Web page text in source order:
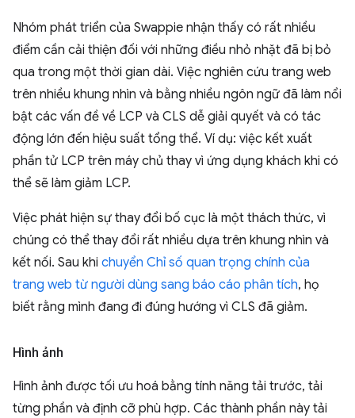
Nhóm phát triển của Swappie nhận thấy có rất nhiều
điểm cần cải thiện đối với những điều nhỏ nhặt đã bị bỏ
qua trong một thời gian dài. Việc nghiên cứu trang web
trên nhiều khung nhìn và bằng nhiều ngôn ngữ đã làm nổi
bật các vấn đề về LCP và CLS dễ giải quyết và có tác
động lớn đến hiệu suất tổng thể. Ví dụ: việc kết xuất
phần tử LCP trên máy chủ thay vì ứng dụng khách khi có
thể sẽ làm giảm LCP.
Việc phát hiện sự thay đổi bố cục là một thách thức, vì
chúng có thể thay đổi rất nhiều dựa trên khung nhìn và
kết nối. Sau khi chuyển Chỉ số quan trọng chính của
trang web từ người dùng sang báo cáo phân tích, họ
biết rằng mình đang đi đúng hướng vì CLS đã giảm.
Hình ảnh
Hình ảnh được tối ưu hoá bằng tính năng tải trước, tải
từng phần và định cỡ phù hợp. Các thành phần này tải